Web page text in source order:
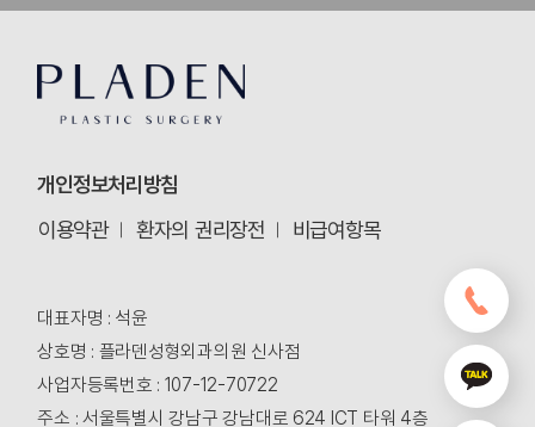
개인정보처리방침
이용약관
환자의 권리장전 비급여항목
대표자명 : 석윤
상호명 : 플라덴성형외과의원 신사점
사업자등록번호 : 107-12-70722
주소 : 서울특별시 강남구 강남대로 624 ICT 타워 4층